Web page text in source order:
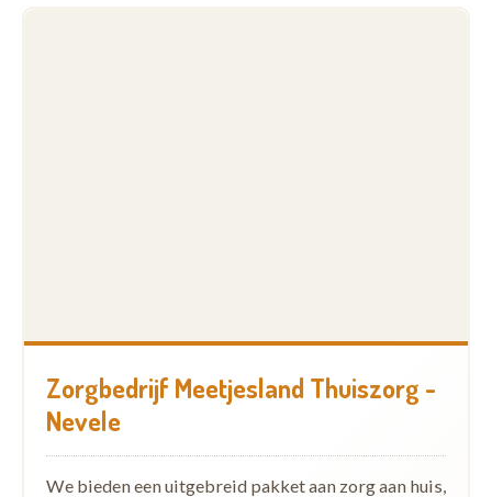
Zorgbedrijf Meetjesland Thuiszorg -
Nevele
We bieden een uitgebreid pakket aan zorg aan huis,